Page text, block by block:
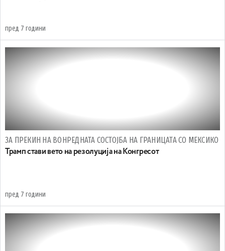
пред 7 години
ЗА ПРЕКИН НА ВОНРЕДНАТА СОСТОЈБА НА ГРАНИЦАТА СО МЕКСИКО
Трамп стави вето на резолуција на Конгресот
пред 7 години